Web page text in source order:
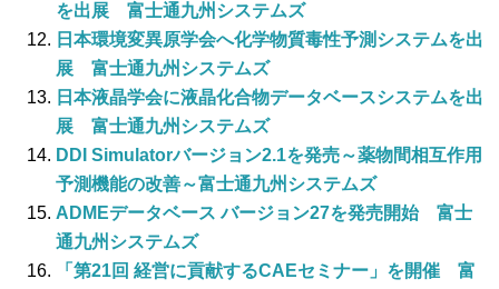
を出展 富士通九州システムズ
日本環境変異原学会へ化学物質毒性予測システムを出
展 富士通九州システムズ
日本液晶学会に液晶化合物データベースシステムを出
展 富士通九州システムズ
DDI Simulatorバージョン2.1を発売～薬物間相互作用
予測機能の改善～富士通九州システムズ
ADMEデータベース バージョン27を発売開始 富士
通九州システムズ
「第21回 経営に貢献するCAEセミナー」を開催 富